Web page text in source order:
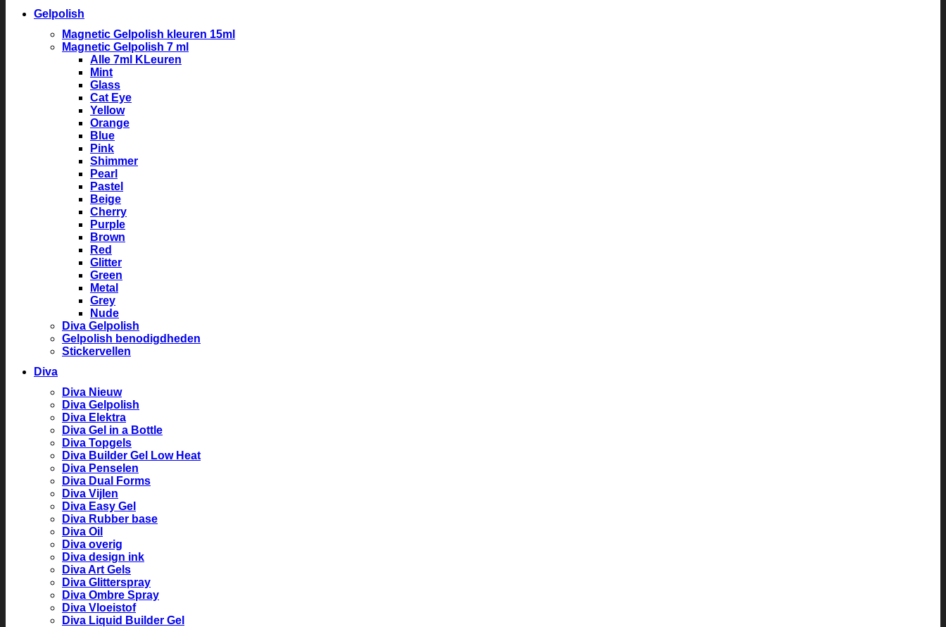
Gelpolish
Magnetic Gelpolish kleuren 15ml
Magnetic Gelpolish 7 ml
Alle 7ml KLeuren
Mint
Glass
Cat Eye
Yellow
Orange
Blue
Pink
Shimmer
Pearl
Pastel
Beige
Cherry
Purple
Brown
Red
Glitter
Green
Metal
Grey
Nude
Diva Gelpolish
Gelpolish benodigdheden
Stickervellen
Diva
Diva Nieuw
Diva Gelpolish
Diva Elektra
Diva Gel in a Bottle
Diva Topgels
Diva Builder Gel Low Heat
Diva Penselen
Diva Dual Forms
Diva Vijlen
Diva Easy Gel
Diva Rubber base
Diva Oil
Diva overig
Diva design ink
Diva Art Gels
Diva Glitterspray
Diva Ombre Spray
Diva Vloeistof
Diva Liquid Builder Gel